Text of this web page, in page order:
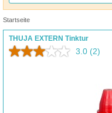
Startseite
THUJA EXTERN Tinktur
3.0 (2)